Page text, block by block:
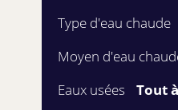
Type d'eau chaude
Moyen d'eau
Eaux usées
Tout